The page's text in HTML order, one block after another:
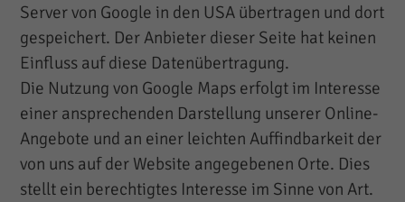
Server von Google in den USA übertragen und dort
gespeichert. Der Anbieter dieser Seite hat keinen
Einfluss auf diese Datenübertragung.
Die Nutzung von Google Maps erfolgt im Interesse
einer ansprechenden Darstellung unserer Online-
Angebote und an einer leichten Auffindbarkeit der
von uns auf der Website angegebenen Orte. Dies
stellt ein berechtigtes Interesse im Sinne von Art.